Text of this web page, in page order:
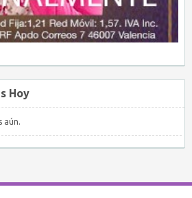
Hoy
aún.